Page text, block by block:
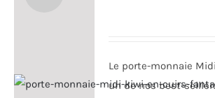
à
Le porte-monnaie
un de nos best-